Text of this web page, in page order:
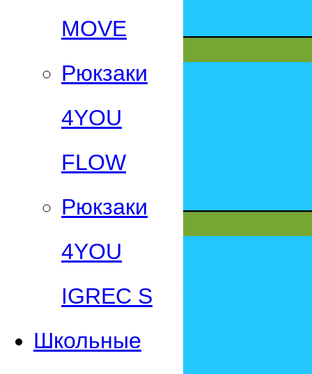
MOVE
Рюкзаки
4YOU
FLOW
Рюкзаки
4YOU
IGREC S
Школьные